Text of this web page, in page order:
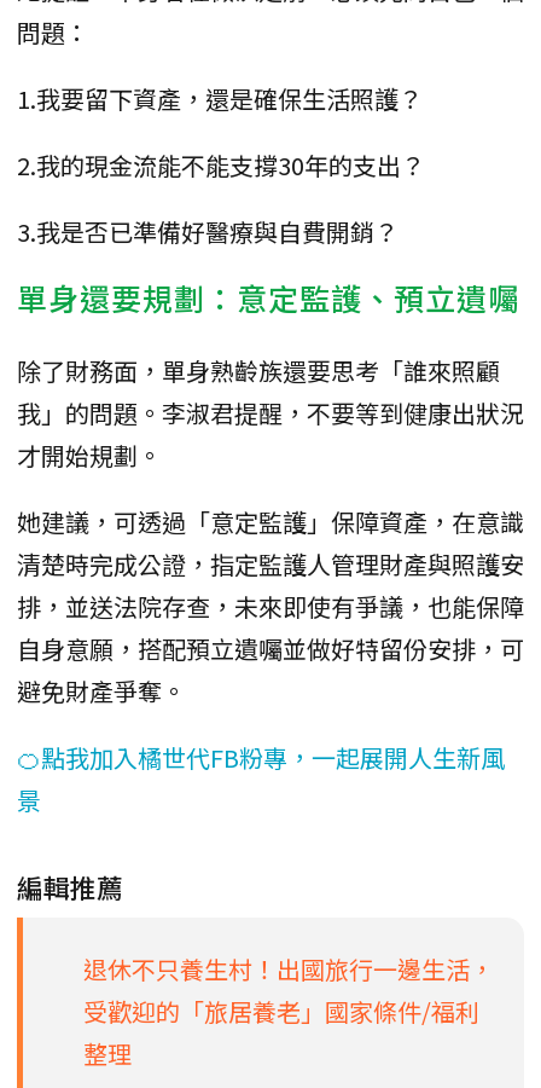
問題：
1.我要留下資產，還是確保生活照護？
2.我的現金流能不能支撐30年的支出？
3.我是否已準備好醫療與自費開銷？
單身還要規劃：意定監護、預立遺囑
除了財務面，單身熟齡族還要思考「誰來照顧
我」的問題。李淑君提醒，不要等到健康出狀況
才開始規劃。
她建議，可透過「意定監護」保障資產，在意識
清楚時完成公證，指定監護人管理財產與照護安
排，並送法院存查，未來即使有爭議，也能保障
自身意願，搭配預立遺囑並做好特留份安排，可
避免財產爭奪。
🍊點我加入橘世代FB粉專，一起展開人生新風
景
編輯推薦
退休不只養生村！出國旅行一邊生活，
受歡迎的「旅居養老」國家條件/福利
整理